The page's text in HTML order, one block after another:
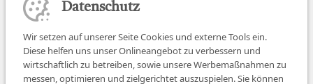
Datenschutz
Wir setzen auf unserer Seite Cookies und externe Tools ein.
Diese helfen uns unser Onlineangebot zu verbessern und
wirtschaftlich zu betreiben, sowie unsere Werbemaßnahmen zu
messen, optimieren und zielgerichtet auszuspielen. Sie können